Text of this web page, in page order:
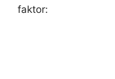
faktor: